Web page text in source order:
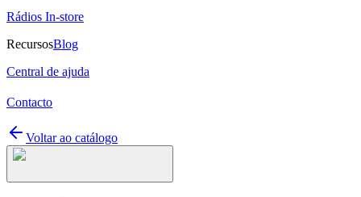
Rádios In-store
RecursosBlog
Central de ajuda
Contacto
Voltar ao catálogo